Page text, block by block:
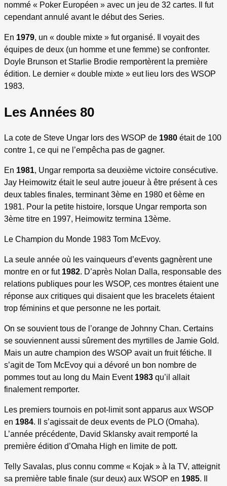
nommé « Poker Européen » avec un jeu de 32 cartes. Il fut
cependant annulé avant le début des Series.
En 1979, un « double mixte » fut organisé. Il voyait des
équipes de deux (un homme et une femme) se confronter.
Doyle Brunson et Starlie Brodie remportèrent la première
édition. Le dernier « double mixte » eut lieu lors des WSOP
1983.
Les Années 80
La cote de Steve Ungar lors des WSOP de 1980 était de 100
contre 1, ce qui ne l’empêcha pas de gagner.
En 1981, Ungar remporta sa deuxième victoire consécutive.
Jay Heimowitz était le seul autre joueur à être présent à ces
deux tables finales, terminant 3ème en 1980 et 6ème en
1981. Pour la petite histoire, lorsque Ungar remporta son
3ème titre en 1997, Heimowitz termina 13ème.
Le Champion du Monde 1983 Tom McEvoy.
La seule année où les vainqueurs d’events gagnèrent une
montre en or fut 1982. D’après Nolan Dalla, responsable des
relations publiques pour les WSOP, ces montres étaient une
réponse aux critiques qui disaient que les bracelets étaient
trop féminins et que personne ne les portait.
On se souvient tous de l’orange de Johnny Chan. Certains
se souviennent aussi sûrement des myrtilles de Jamie Gold.
Mais un autre champion des WSOP avait un fruit fétiche. Il
s’agit de Tom McEvoy qui a dévoré un bon nombre de
pommes tout au long du Main Event 1983 qu’il allait
finalement remporter.
Les premiers tournois en pot-limit sont apparus aux WSOP
en 1984. Il s’agissait de deux events de PLO (Omaha).
L’année précédente, David Sklansky avait remporté la
première édition d’Omaha High en limite de pott.
Telly Savalas, plus connu comme « Kojak » à la TV, atteignit
sa première table finale (sur deux) aux WSOP en 1985. Il